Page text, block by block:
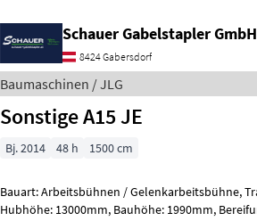
Schauer Gabelstapler GmbH
8424 Gabersdorf
Baumaschinen / JLG
Sonstige A15 JE
Bj. 2014 48 h 1500 cm
Bauart: Arbeitsbühnen / Gelenkarbeitsbühne, Tragkraft: 230kg,
Hubhöhe: 13000mm, Bauhöhe: 1990mm, Bereifung vorne: Bandagen